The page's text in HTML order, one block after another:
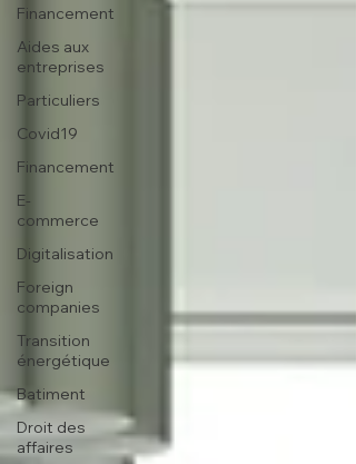
Financement
Aides aux
entreprises
Particuliers
Covid19
Financement
E-
commerce
Digitalisation
Foreign
companies
Transition
énergétique
Batiment
Droit des
affaires